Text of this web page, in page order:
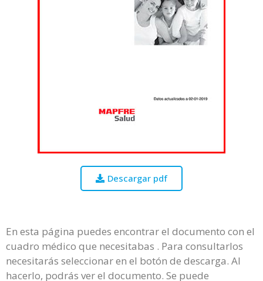
Descargar pdf
En esta página puedes encontrar el documento con el
cuadro médico que necesitabas . Para consultarlos
necesitarás seleccionar en el botón de descarga. Al
hacerlo, podrás ver el documento. Se puede